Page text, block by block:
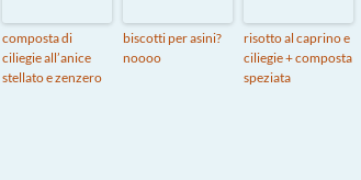
composta di
ciliegie all’anice
stellato e zenzero
biscotti per asini?
noooo
risotto al caprino e
ciliegie + composta
speziata